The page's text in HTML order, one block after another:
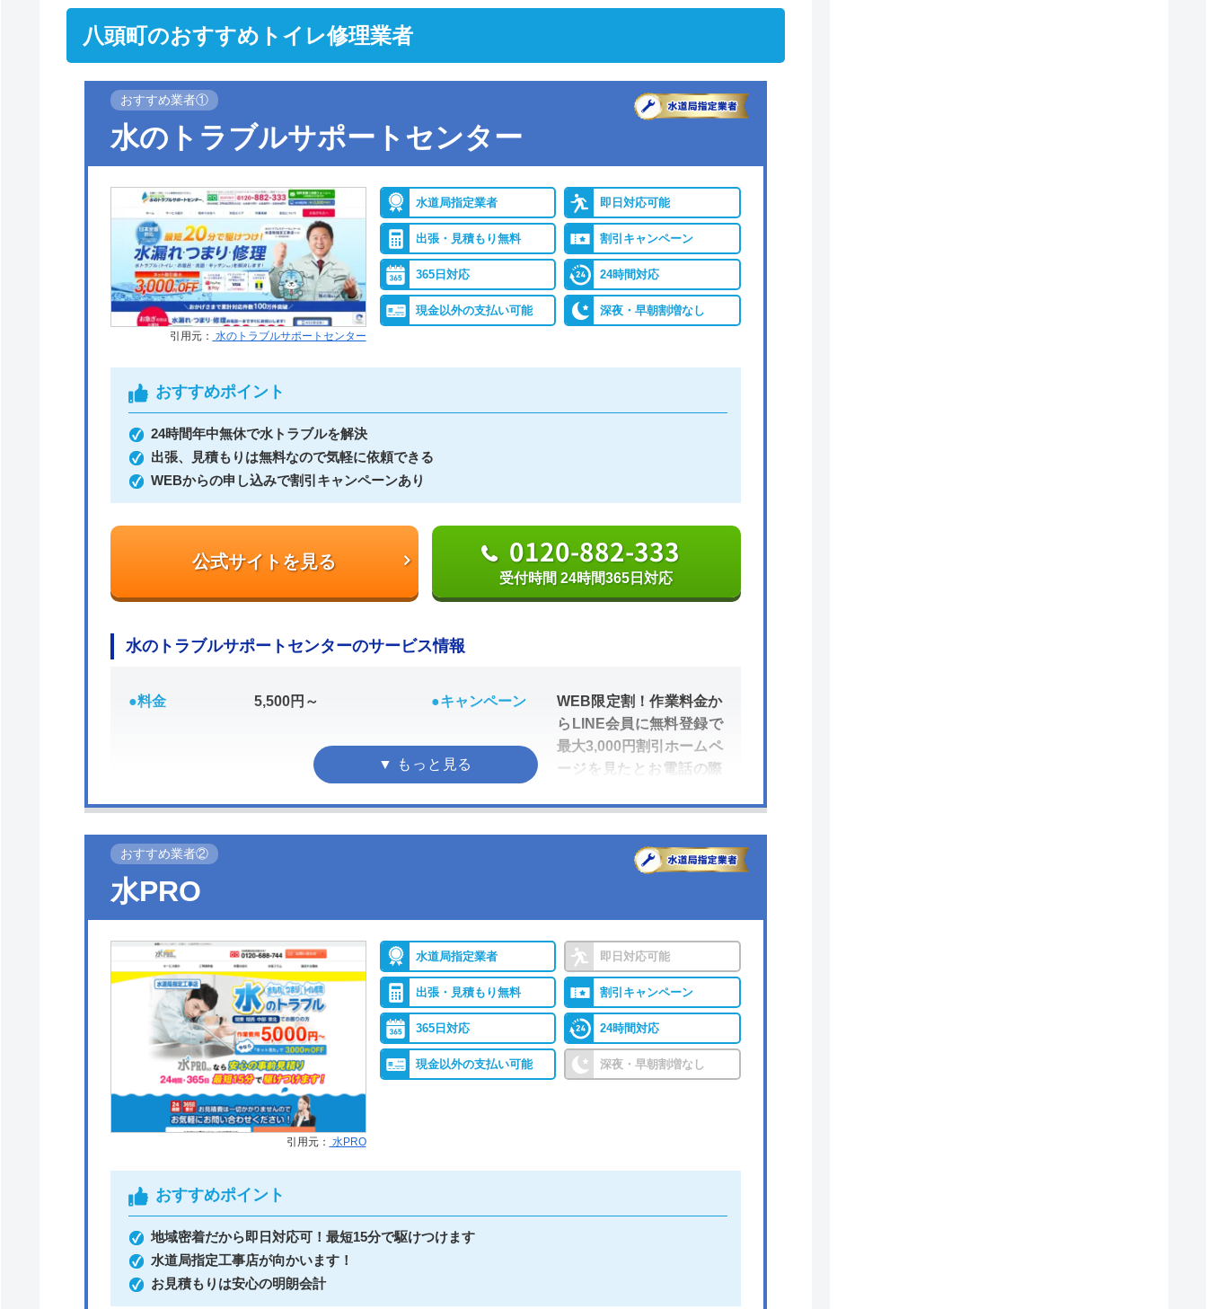
八頭町のおすすめトイレ修理業者
おすすめ業者①
水のトラブルサポートセンター
引用元： 水のトラブルサポートセンター
水道局指定業者 即日対応可能
出張・見積もり無料 割引キャンペーン
365日対応 24時間対応
現金以外の支払い可能 深夜・早朝割増なし
おすすめポイント
24時間年中無休で水トラブルを解決
出張、見積もりは無料なので気軽に依頼できる
WEBからの申し込みで割引キャンペーンあり
公式サイトを見る 0120-882-333
受付時間 24時間365日対応
水のトラブルサポートセンターのサービス情報
●料金 5,500円～ ●キャンペーン
WEB限定割！作業料金か
らLINE会員に無料登録で
最大3,000円割引ホームペ
ージを見たとお電話の際
業料金から2,000円割引!
●駆けつけ時間
●定休日 年中無休 ●出張見積もり 出張見積もり無料
●支払い方法
現金、クレジットカー
ド、コンビニ後払い、QR
コード決済
●累計実績
累計対応件数100万件以
上
●保証・保険
PL保険加入1年～5年の無
料保証制度クーリング・
オフ制度
水のトラブルサポートセンターは、24時間365日年中無休で営業しています。受付は電話、
Web(フォーム、チャット)にて対応しています。Webからの見積依頼は翌日以降の予約となってい
おすすめ業者②
水PRO
引用元： 水PRO
水道局指定業者 即日対応可能
出張・見積もり無料 割引キャンペーン
365日対応 24時間対応
現金以外の支払い可能 深夜・早朝割増なし
おすすめポイント
地域密着だから即日対応可！最短15分で駆けつけます
水道局指定工事店が向かいます！
お見積もりは安心の明朗会計